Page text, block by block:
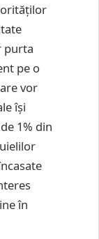
purta
pe o
vor
își
1% din
în